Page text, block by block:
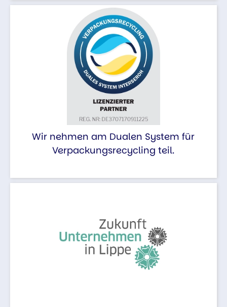
Wir nehmen am Dualen System für
Verpackungsrecycling teil.